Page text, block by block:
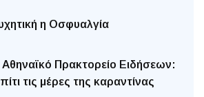
η Οσφυαλγία
Πρακτορείο Ειδήσεων:
τις μέρες της καραντίνας